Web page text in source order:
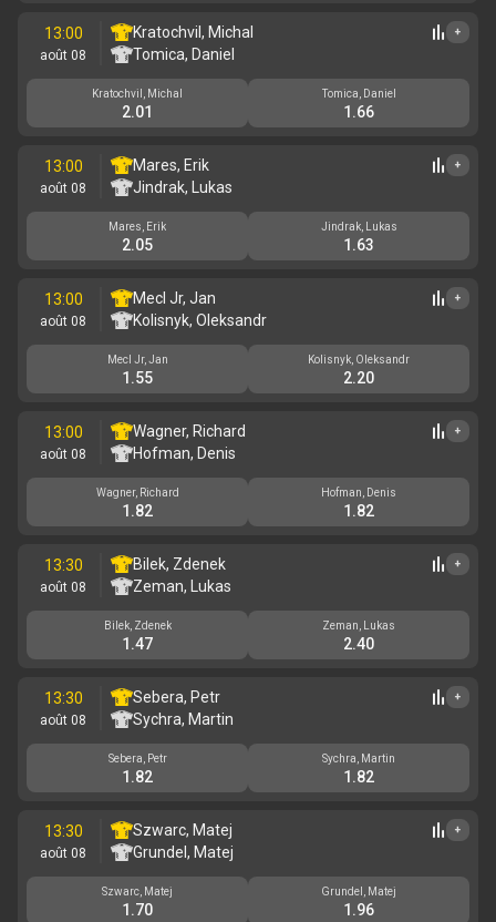
13:00
août 08
Kratochvil, Michal
Tomica, Daniel
+
Kratochvil, Michal
2.01
Tomica, Daniel
1.66
13:00
août 08
Mares, Erik
Jindrak, Lukas
+
Mares, Erik
2.05
Jindrak, Lukas
1.63
13:00
août 08
Mecl Jr, Jan
Kolisnyk, Oleksandr
+
Mecl Jr, Jan
1.55
Kolisnyk, Oleksandr
2.20
13:00
août 08
Wagner, Richard
Hofman, Denis
+
Wagner, Richard
1.82
Hofman, Denis
1.82
13:30
août 08
Bilek, Zdenek
Zeman, Lukas
+
Bilek, Zdenek
1.47
Zeman, Lukas
2.40
13:30
août 08
Sebera, Petr
Sychra, Martin
+
Sebera, Petr
1.82
Sychra, Martin
1.82
13:30
août 08
Szwarc, Matej
Grundel, Matej
+
Szwarc, Matej
1.70
Grundel, Matej
1.96